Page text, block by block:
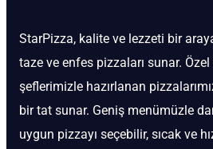
StarPizza, kalite ve lezzeti bir
taze ve enfes pizzaları sunar.
şeflerimizle hazırlanan
bir tat sunar. Geniş menümüzle
uygun pizzayı seçebilir, sıcak ve